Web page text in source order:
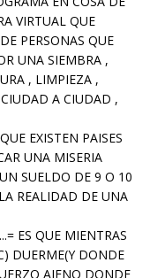
VIRTUAL QUE
PERSONAS QUE
UNA SIEMBRA ,
, LIMPIEZA ,
A CIUDAD ,
EXISTEN PAISES
UNA MISERIA
SUELDO DE 9 O 10
REALIDAD DE UNA
ES QUE MIENTRAS
DUERME(Y DONDE
AJENO DONDE